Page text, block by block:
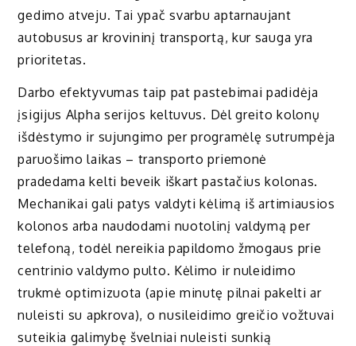
gedimo atveju. Tai ypač svarbu aptarnaujant
autobusus ar krovininį transportą, kur sauga yra
prioritetas.
Darbo efektyvumas taip pat pastebimai padidėja
įsigijus Alpha serijos keltuvus. Dėl greito kolonų
išdėstymo ir sujungimo per programėlę sutrumpėja
paruošimo laikas – transporto priemonė
pradedama kelti beveik iškart pastačius kolonas.
Mechanikai gali patys valdyti kėlimą iš artimiausios
kolonos arba naudodami nuotolinį valdymą per
telefoną, todėl nereikia papildomo žmogaus prie
centrinio valdymo pulto. Kėlimo ir nuleidimo
trukmė optimizuota (apie minutę pilnai pakelti ar
nuleisti su apkrova), o nusileidimo greičio vožtuvai
suteikia galimybę švelniai nuleisti sunkią